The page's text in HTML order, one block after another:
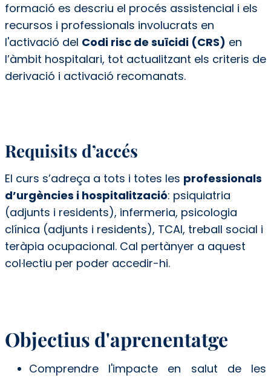
formació es descriu el procés assistencial i els
recursos i professionals involucrats en
l'activació del Codi risc de suïcidi (CRS) en
l’àmbit hospitalari, tot actualitzant els criteris de
derivació i activació recomanats.
Requisits d’accés
El curs s’adreça a tots i totes les professionals
d’urgències i hospitalització: psiquiatria
(adjunts i residents), infermeria, psicologia
clínica (adjunts i residents), TCAI, treball social i
teràpia ocupacional.Cal pertànyer a aquest
col·lectiu per poder accedir-hi.
Objectius d'aprenentatge
Comprendre l'impacte en salut de les